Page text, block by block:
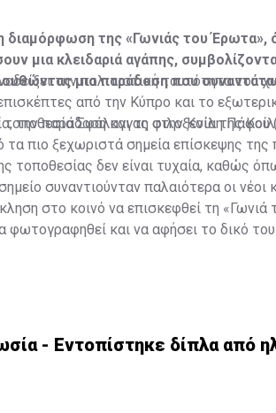
διαμόρφωση της «Γωνιάς του Έρωτα»,
μια κλειδαριά αγάπης,
μια παράδοση που
την πολιτιστική ταυτότητα του
από την Κύπρο και το
την παράδοση και τη φιλοξενία της
Σφάλαγγας στην Κοίλη Πάφου
τα πιο ξεχωριστά σημεία επίσκεψης της
τοποθεσίας δεν είναι τυχαία, καθώς
συναντιούνταν παλαιότερα οι νέοι
στο κοινό να επισκεφθεί τη «Γωνιά
φωτογραφηθεί και να αφήσει το δικό
- Εντοπίστηκε δίπλα από